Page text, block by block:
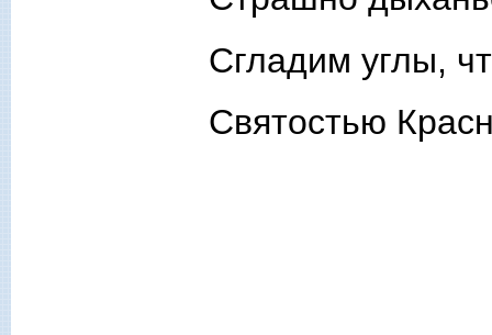
Сгладим углы,
Святостью